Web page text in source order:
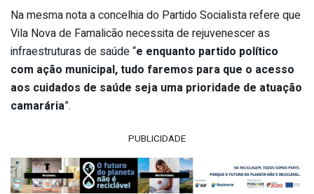
Na mesma nota a concelhia do Partido Socialista refere que
Vila Nova de Famalicão necessita de rejuvenescer as
infraestruturas de saúde “e enquanto partido político
com ação municipal, tudo faremos para que o acesso
aos cuidados de saúde seja uma prioridade de atuação
camarária”.
PUBLICIDADE